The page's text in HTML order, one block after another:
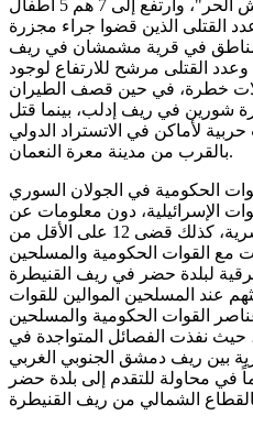
عامين بتهمة "التعامل مع الجيش الحر"، وارتفع إلى 7 هم 5 أطفال
عدد القتلى الذين قضوا جراء مجزرة
مناطق في قرية مشمشان في ريف
القتلى مرشح للارتفاع لوجود
حالات خطرة، في حين قصف الطيران
شورين في ريف إدلب، بينما قتل
لأماكن في الاتستراد الدولي
بالقرب من مدينة معرة النعمان.
الحكومية في الجولان السوري
الإسرائيلية، دون معلومات عن
تسببها إلى الآن بخسائر بشرية، كذلك قضى 12 على الأقل من
مع القوات الحكومية والمسلحين
لبلدة حضر في ريف القنيطرة
عند المسلحين الموالين للقوات
القوات الحكومية والمسلحين
حيث نفذت الفصائل المتواجدة في
بين ريف دمشق الجنوبي الغربي
في محاولة للتقدم إلى بلدة حضر